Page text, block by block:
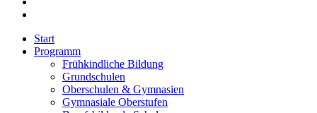
Start
Programm
Frühkindliche Bildung
Grundschulen
Oberschulen & Gymnasien
Gymnasiale Oberstufen